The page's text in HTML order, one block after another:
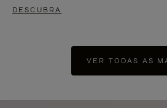
DESCUBRA
VER TODAS AS